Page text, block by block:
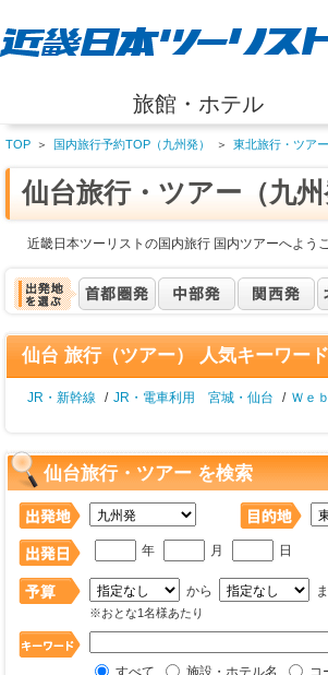
旅館・ホテル
TOP ＞ 国内旅行予約TOP（九州発） ＞ 東北旅行・ツアー
仙台旅行・ツアー（九州
近畿日本ツーリストの国内旅行 国内ツアーへよう
仙台 旅行（ツアー） 人気キーワード
JR・新幹線 / JR・電車利用 宮城・仙台 / Ｗｅ
仙台旅行・ツアー を検索
年 月 日
から
※おとな1名様あたり
すべて 施設・ホテル名 コ